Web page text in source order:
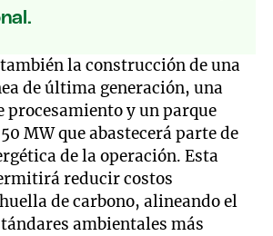
la construcción de una
de última generación, una
procesamiento y un parque
MW que abastecerá parte de
de la operación. Esta
reducir costos
de carbono, alineando el
ambientales más